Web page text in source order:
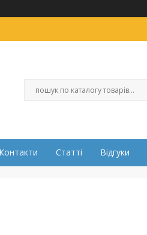
Контакти Статті Відгуки